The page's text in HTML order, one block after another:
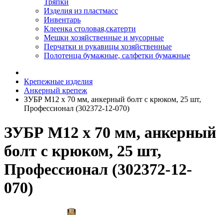
Тряпки
Изделия из пластмасс
Инвентарь
Клеенка столовая,скатерти
Мешки хозяйственные и мусорные
Перчатки и рукавицы хозяйственные
Полотенца бумажные, салфетки бумажные
Крепежные изделия
Анкерный крепеж
ЗУБР М12 x 70 мм, анкерный болт с крюком, 25 шт,
Профессионал (302372-12-070)
ЗУБР М12 x 70 мм, анкерный
болт с крюком, 25 шт,
Профессионал (302372-12-
070)